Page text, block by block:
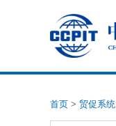
首页 > 贸促系统